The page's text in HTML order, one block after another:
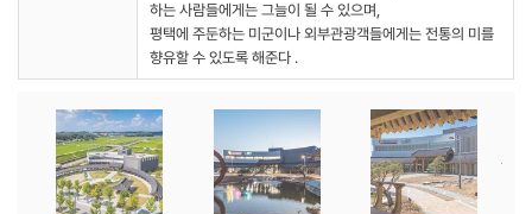
하는 사람들에게는 그늘이 될 수 있으며,
평택에 주둔하는 미군이나 외부관광객들에게는 전통의 미를
향유할 수 있도록 해준다 .